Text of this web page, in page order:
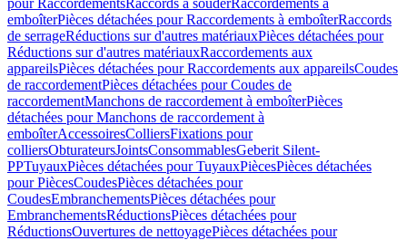
pour RaccordementsRaccords à souderRaccordements à
emboîterPièces détachées pour Raccordements à emboîterRaccords
de serrageRéductions sur d'autres matériauxPièces détachées pour
Réductions sur d'autres matériauxRaccordements aux
appareilsPièces détachées pour Raccordements aux appareilsCoudes
de raccordementPièces détachées pour Coudes de
raccordementManchons de raccordement à emboîterPièces
détachées pour Manchons de raccordement à
emboîterAccessoiresColliersFixations pour
colliersObturateursJointsConsommablesGeberit Silent-
PPTuyauxPièces détachées pour TuyauxPiècesPièces détachées
pour PiècesCoudesPièces détachées pour
CoudesEmbranchementsPièces détachées pour
EmbranchementsRéductionsPièces détachées pour
RéductionsOuvertures de nettoyagePièces détachées pour